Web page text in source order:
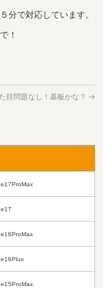
分で対応しています。
！
目問題なし！基板かな？ →